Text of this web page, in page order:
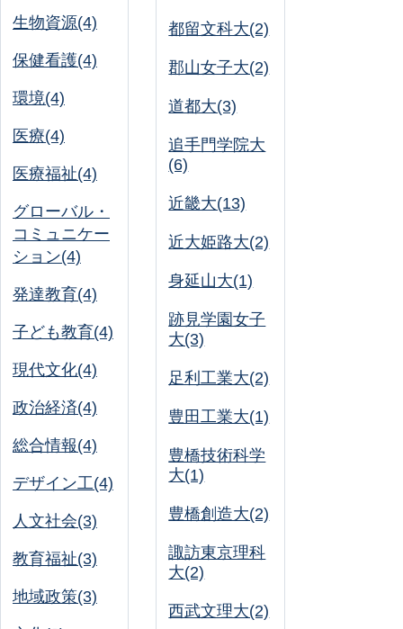
生物資源(4)
保健看護(4)
環境(4)
医療(4)
医療福祉(4)
グローバル・
コミュニケー
ション(4)
発達教育(4)
子ども教育(4)
現代文化(4)
政治経済(4)
総合情報(4)
デザイン工(4)
人文社会(3)
教育福祉(3)
地域政策(3)
都留文科大(2)
郡山女子大(2)
道都大(3)
追手門学院大
(6)
近畿大(13)
近大姫路大(2)
身延山大(1)
跡見学園女子
大(3)
足利工業大(2)
豊田工業大(1)
豊橋技術科学
大(1)
豊橋創造大(2)
諏訪東京理科
大(2)
西武文理大(2)